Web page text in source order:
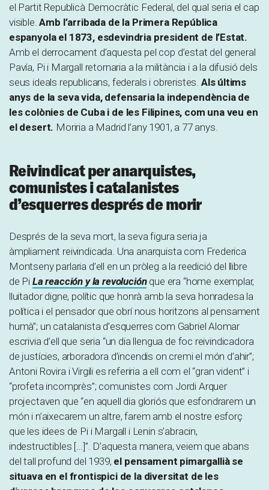
el Partit Republicà Democràtic Federal, del qual seria el cap
visible.Amb l’arribada de la Primera República
espanyola el 1873, esdevindria president de l’Estat.
Amb el derrocament d’aquesta pel cop d’estat del general
Pavía, Pi i Margall retornaria a la militància i a la difusió dels
seus ideals republicans, federals i obreristes. Als últims
anys de la seva vida, defensaria la independència de
les colònies de Cuba i de les Filipines, com una veu en
el desert. Moriria a Madrid l’any 1901, a 77 anys.
Reivindicat per anarquistes,
comunistes i catalanistes
d’esquerres després de morir
Després de la seva mort, la seva figura seria ja
àmpliament reivindicada. Una anarquista com Frederica
Montseny parlaria d’ell en un pròleg a la reedició del llibre
de Pi La reacción y la revoluciónque era “home exemplar,
lluitador digne, polític que honrà amb la seva honradesa la
política i el pensador que obrí nous horitzons al pensament
humà”; un catalanista d’esquerres com Gabriel Alomar
escrivia d’ell que seria “un dia llengua de foc reivindicadora
de justícies, arboradora d’incendis on cremi el món d’ahir”;
Antoni Rovira i Virgili es referiria a ell com el “gran vident” i
“profeta incomprès”; comunistes com Jordi Arquer
projectaven que “en aquell dia gloriós que esfondrarem un
món i n’aixecarem un altre, farem amb el nostre esforç
que les idees de Pi i Margall i Lenin s’abracin,
indestructibles […]”. D’aquesta manera, veiem que abans
del tall profund del 1939, el pensament pimargallià se
situava en el frontispici de la diversitat de les